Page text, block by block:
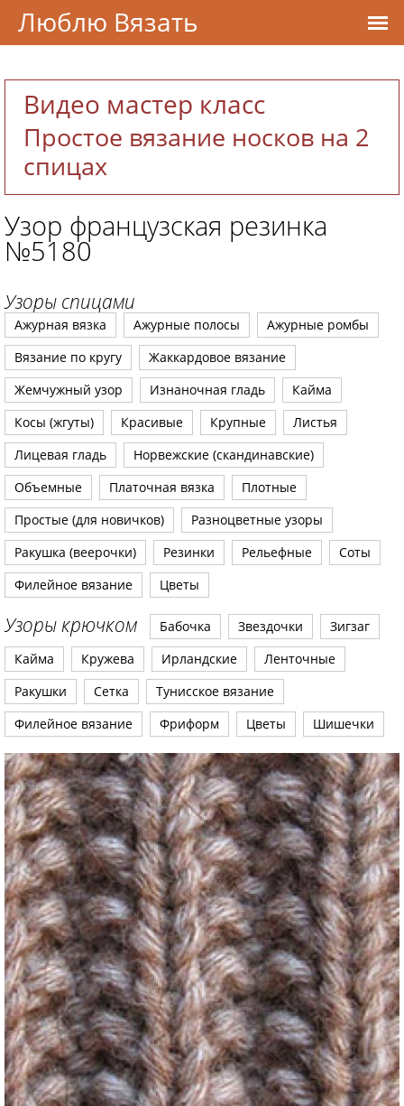
Видео мастер класс
Простое вязание носков на 2
спицах
Узор французская резинка
№5180
Узоры спицами
Ажурная вязка Ажурные полосы
Ажурные ромбы
Вязание по кругу
Жаккардовое вязание
Жемчужный узор
Изнаночная гладь
Кайма
Косы (жгуты)
Красивые Крупные
Листья
Лицевая гладь
Норвежские (скандинавские)
Объемные
Платочная вязка
Плотные
Простые (для новичков)
Разноцветные узоры
Ракушка (веерочки)
Резинки Рельефные
Соты
Филейное вязание
Цветы
Узоры крючком Бабочка Звездочки
Зигзаг
Кайма
Кружева Ирландские
Ленточные
Ракушки
Сетка
Тунисское вязание
Филейное вязание
Фриформ Цветы Шишечки
Люблю Вязать